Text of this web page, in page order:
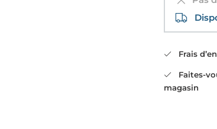
Frais
Faites-
magasin